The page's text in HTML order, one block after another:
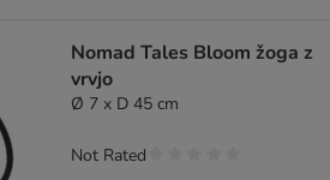
Nomad Tales Bloom žoga z
vrvjo
Ø 7 x D 45 cm
Not Rated